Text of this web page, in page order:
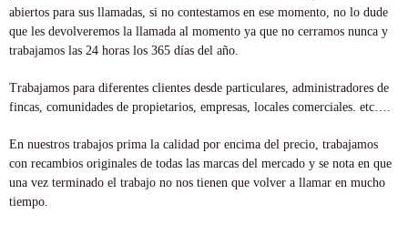
abiertos para sus llamadas, si no contestamos en ese momento, no lo dude
que les devolveremos la llamada al momento ya que no cerramos nunca y
trabajamos las 24 horas los 365 días del año.
Trabajamos para diferentes clientes desde particulares, administradores de
fincas, comunidades de propietarios, empresas, locales comerciales. etc….
En nuestros trabajos prima la calidad por encima del precio, trabajamos
con recambios originales de todas las marcas del mercado y se nota en que
una vez terminado el trabajo no nos tienen que volver a llamar en mucho
tiempo.